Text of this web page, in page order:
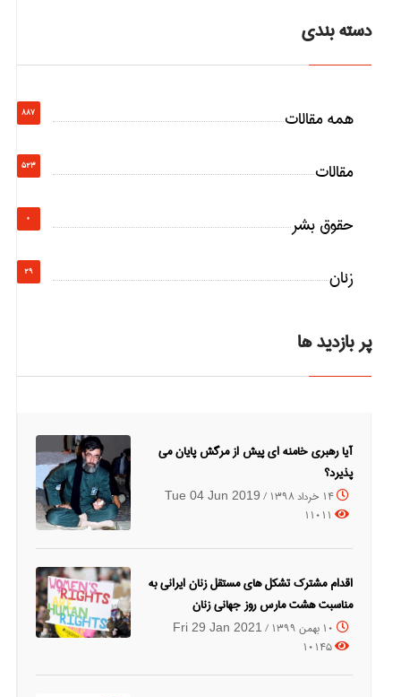
دسته بندی
همه مقالات 887
مقالات 523
حقوق بشر 0
زنان 29
پر بازدید ها
آیا رهبری خامنه ای پیش از مرگش پایان می
پذیرد؟
14 خرداد 1398 / Tue 04 Jun 2019
11011
اقدام مشترک تشکل های مستقل زنان ایرانی به
مناسبت هشت مارس روز جهانی زنان
10 بهمن 1399 / Fri 29 Jan 2021
10145